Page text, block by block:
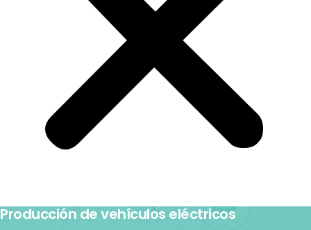
Producción de vehículos eléctricos